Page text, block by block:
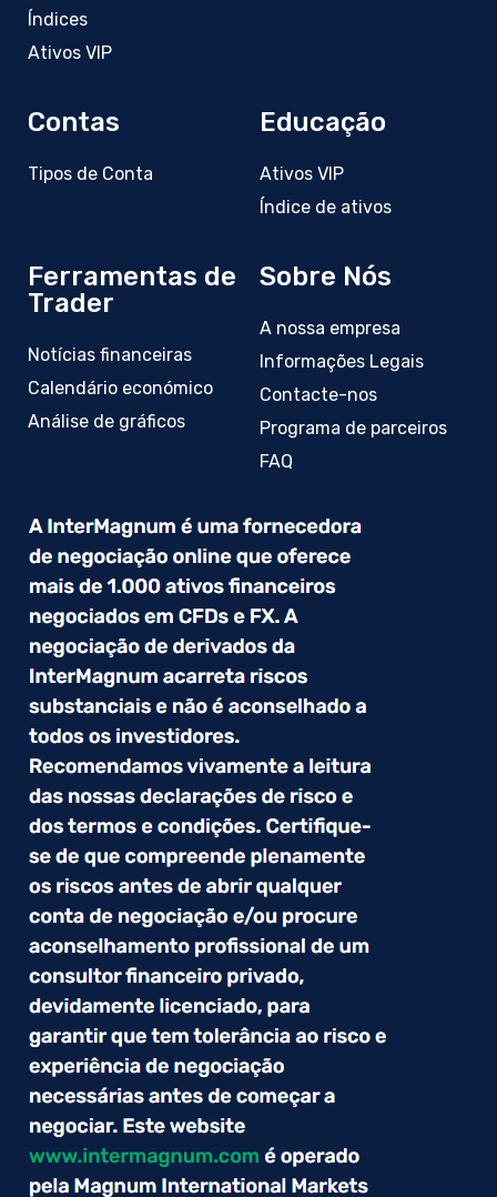
Índices
Ativos VIP
Contas
Tipos de Conta
Educação
Ativos VIP
Índice de ativos
Ferramentas de
Trader
Notícias financeiras
Calendário económico
Análise de gráficos
Sobre Nós
A nossa empresa
Informações Legais
Contacte-nos
Programa de parceiros
FAQ